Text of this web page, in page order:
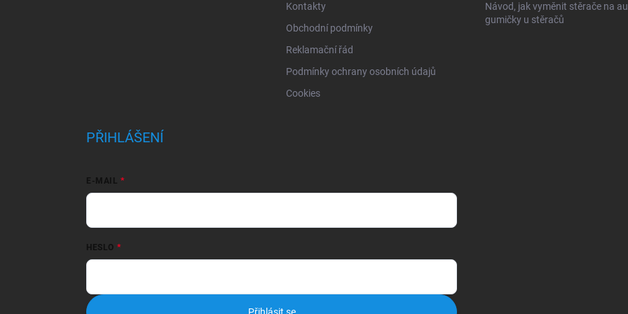
Kontakty
Obchodní podmínky
Reklamační řád
Podmínky ochrany osobních údajů
Cookies
Návod, jak vyměnit stěrače na
gumičky u stěračů
PŘIHLÁŠENÍ
E-MAIL
HESLO